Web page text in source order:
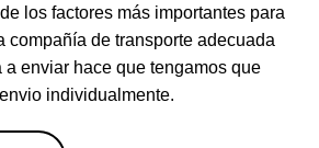
los factores más importantes para
compañía de transporte adecuada
enviar hace que tengamos que
individualmente.